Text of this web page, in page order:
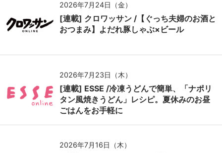
2026年7月24日（金）
[連載] クロワッサン /【ぐっち夫婦のお酒と
おつまみ】よだれ豚しゃぶ×ビール
2026年7月23日（木）
[連載] ESSE /冷凍うどんで簡単、「ナポリ
タン風焼きうどん」レシピ。夏休みのお昼
ごはんをお手軽に
2026年7月16日（木）